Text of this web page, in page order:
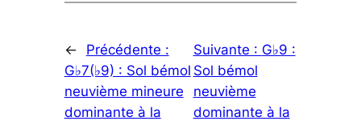
←
Précédente :
G♭7(♭9) : Sol bémol
neuvième mineure
dominante à la
Suivante : G♭9 :
Sol bémol
neuvième
dominante à la